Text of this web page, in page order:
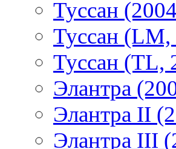
Туссан
Туссан
Туссан (TL,
Элантра
Элантра II
Элантра III